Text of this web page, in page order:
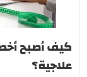
كيف أصبح
علاجية؟